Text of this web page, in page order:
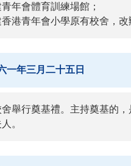
年會體育訓練場館；
港青年會小學原有校舍，改
一年三月二十五日
舉行奠基禮。主持奠基的
。